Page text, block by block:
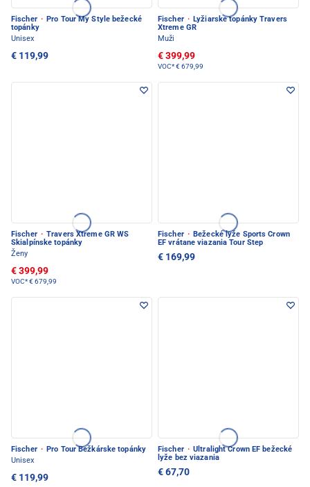
Fischer · Pro Tour My Style bežecké
topánky
Unisex
€ 119,99
Fischer · Lyžiarske topánky Travers
Xtreme GR
Muži
€ 399,99
VOC*€ 679,99
Fischer · Travers Xtreme GR WS
Skialpínske topánky
Ženy
€ 399,99
VOC*€ 679,99
Fischer · Bežecké lyže Sports Crown
EF vrátane viazania Tour Step
€ 169,99
Fischer · Pro Tour Bežkárske topánky
Unisex
€ 119,99
Fischer · Ultralight Crown EF bežecké
lyže bez viazania
€ 67,70